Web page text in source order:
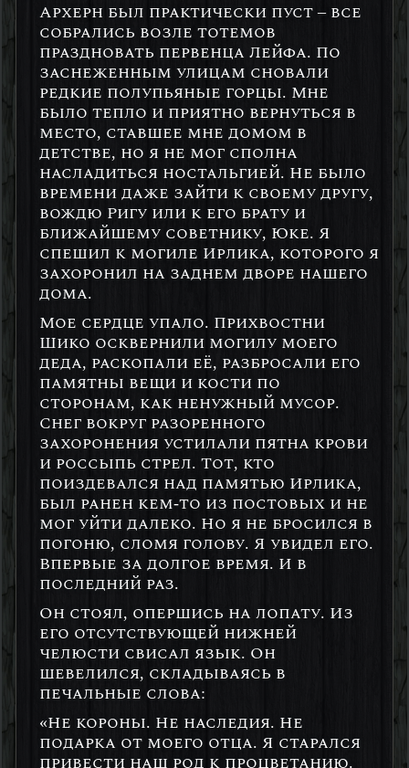
Архерн был практически пуст – все
собрались возле тотемов
праздновать первенца Лейфа. По
заснеженным улицам сновали
редкие полупьяные горцы. Мне
было тепло и приятно вернуться в
место, ставшее мне домом в
детстве, но я не мог сполна
насладиться ностальгией. Не было
времени даже зайти к своему другу,
вождю Ригу или к его брату и
ближайшему советнику, Юке. Я
спешил к могиле Ирлика, которого я
захоронил на заднем дворе нашего
дома.
Мое сердце упало. Прихвостни
Шико осквернили могилу моего
деда, раскопали её, разбросали его
памятны вещи и кости по
сторонам, как ненужный мусор.
Снег вокруг разоренного
захоронения устилали пятна крови
и россыпь стрел. Тот, кто
поиздевался над памятью Ирлика,
был ранен кем-то из постовых и не
мог уйти далеко. Но я не бросился в
погоню, сломя голову. Я увидел его.
Впервые за долгое время. И в
последний раз.
Он стоял, опершись на лопату. Из
его отсутствующей нижней
челюсти свисал язык. Он
шевелился, складываясь в
печальные слова:
«Не короны. Не наследия. Не
подарка от моего отца. Я старался